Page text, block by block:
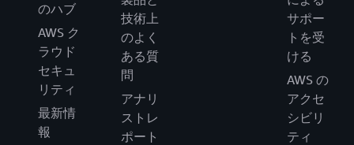
のハブ
AWS ク
ラウド
セキュ
リティ
最新情
報
技術上
のよく
ある質
問
アナリ
ストレ
ポート
サポー
トを受
ける
AWS の
アクセ
シビリ
ティ